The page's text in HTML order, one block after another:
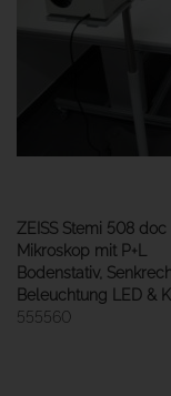
ZEISS Stemi 508 doc
Mikroskop mit P+L
Bodenstativ,
Beleuchtung LED &
555560